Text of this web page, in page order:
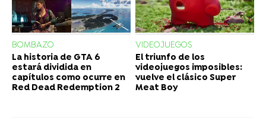
BOMBAZO
La historia de GTA 6
estará dividida en
capítulos como ocurre en
Red Dead Redemption 2
VIDEOJUEGOS
El triunfo de los
videojuegos imposibles:
vuelve el clásico Super
Meat Boy